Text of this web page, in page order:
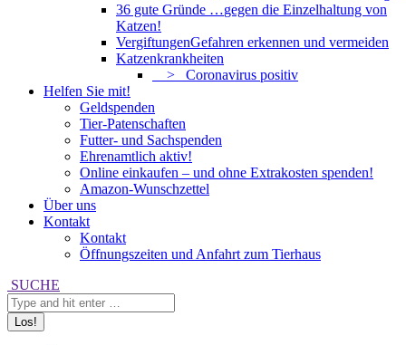
36 gute Gründe …gegen die Einzelhaltung von
Katzen!
VergiftungenGefahren erkennen und vermeiden
Katzenkrankheiten
> Coronavirus positiv
Helfen Sie mit!
Geldspenden
Tier-Patenschaften
Futter- und Sachspenden
Ehrenamtlich aktiv!
Online einkaufen – und ohne Extrakosten spenden!
Amazon-Wunschzettel
Über uns
Kontakt
Kontakt
Öffnungszeiten und Anfahrt zum Tierhaus
Search:
SUCHE